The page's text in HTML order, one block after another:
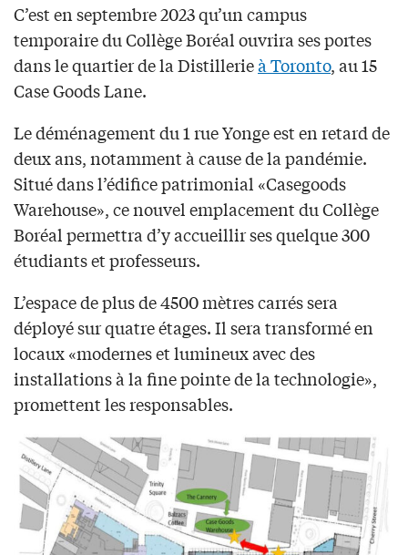
C’est en septembre 2023 qu’un campus
temporaire du Collège Boréal ouvrira ses portes
dans le quartier de la Distillerieà Toronto, au 15
Case Goods Lane.
Le déménagement du 1 rue Yonge est en retard de
deux ans, notamment à cause de la pandémie.
Situé dans l’édifice patrimonial «Casegoods
Warehouse», ce nouvel emplacement du Collège
Boréal permettra d’y accueillir ses quelque 300
étudiants et professeurs.
L’espace de plus de 4500 mètres carrés sera
déployé sur quatre étages. Il sera transformé en
locaux «modernes et lumineux avec des
installations à la fine pointe de la technologie»,
promettent les responsables.